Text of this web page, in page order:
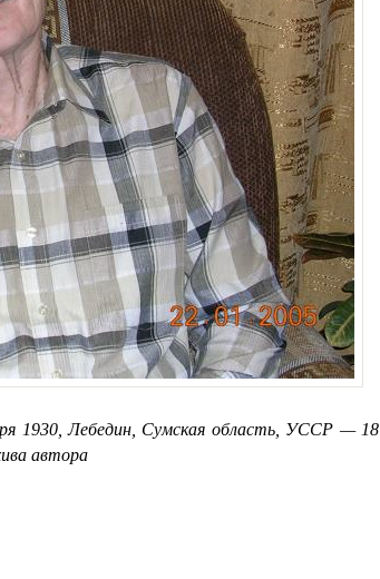
1930, Лебедин, Сумская область, УССР — 18
автора